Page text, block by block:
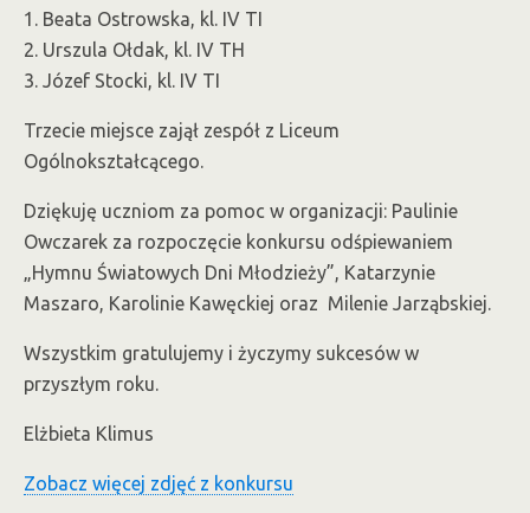
1. Beata Ostrowska, kl. IV TI
2. Urszula Ołdak, kl. IV TH
3. Józef Stocki, kl. IV TI
Trzecie miejsce zajął zespół z Liceum
Ogólnokształcącego.
Dziękuję uczniom za pomoc w organizacji: Paulinie
Owczarek za rozpoczęcie konkursu odśpiewaniem
„Hymnu Światowych Dni Młodzieży”, Katarzynie
Maszaro, Karolinie Kawęckiej oraz Milenie Jarząbskiej.
Wszystkim gratulujemy i życzymy sukcesów w
przyszłym roku.
Elżbieta Klimus
Zobacz więcej zdjęć z konkursu